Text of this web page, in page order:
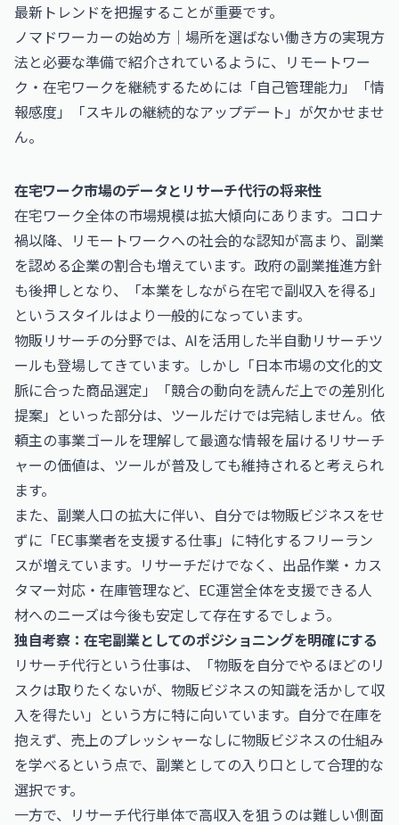
最新トレンドを把握することが重要です。
ノマドワーカーの始め方｜場所を選ばない働き方の実現方
法と必要な準備で紹介されているように、リモートワー
ク・在宅ワークを継続するためには「自己管理能力」「情
報感度」「スキルの継続的なアップデート」が欠かせませ
ん。
在宅ワーク市場のデータとリサーチ代行の将来性
在宅ワーク全体の市場規模は拡大傾向にあります。コロナ
禍以降、リモートワークへの社会的な認知が高まり、副業
を認める企業の割合も増えています。政府の副業推進方針
も後押しとなり、「本業をしながら在宅で副収入を得る」
というスタイルはより一般的になっています。
物販リサーチの分野では、AIを活用した半自動リサーチツ
ールも登場してきています。しかし「日本市場の文化的文
脈に合った商品選定」「競合の動向を読んだ上での差別化
提案」といった部分は、ツールだけでは完結しません。依
頼主の事業ゴールを理解して最適な情報を届けるリサーチ
ャーの価値は、ツールが普及しても維持されると考えられ
ます。
また、副業人口の拡大に伴い、自分では物販ビジネスをせ
ずに「EC事業者を支援する仕事」に特化するフリーラン
スが増えています。リサーチだけでなく、出品作業・カス
タマー対応・在庫管理など、EC運営全体を支援できる人
材へのニーズは今後も安定して存在するでしょう。
独自考察：在宅副業としてのポジショニングを明確にする
リサーチ代行という仕事は、「物販を自分でやるほどのリ
スクは取りたくないが、物販ビジネスの知識を活かして収
入を得たい」という方に特に向いています。自分で在庫を
抱えず、売上のプレッシャーなしに物販ビジネスの仕組み
を学べるという点で、副業としての入り口として合理的な
選択です。
一方で、リサーチ代行単体で高収入を狙うのは難しい側面